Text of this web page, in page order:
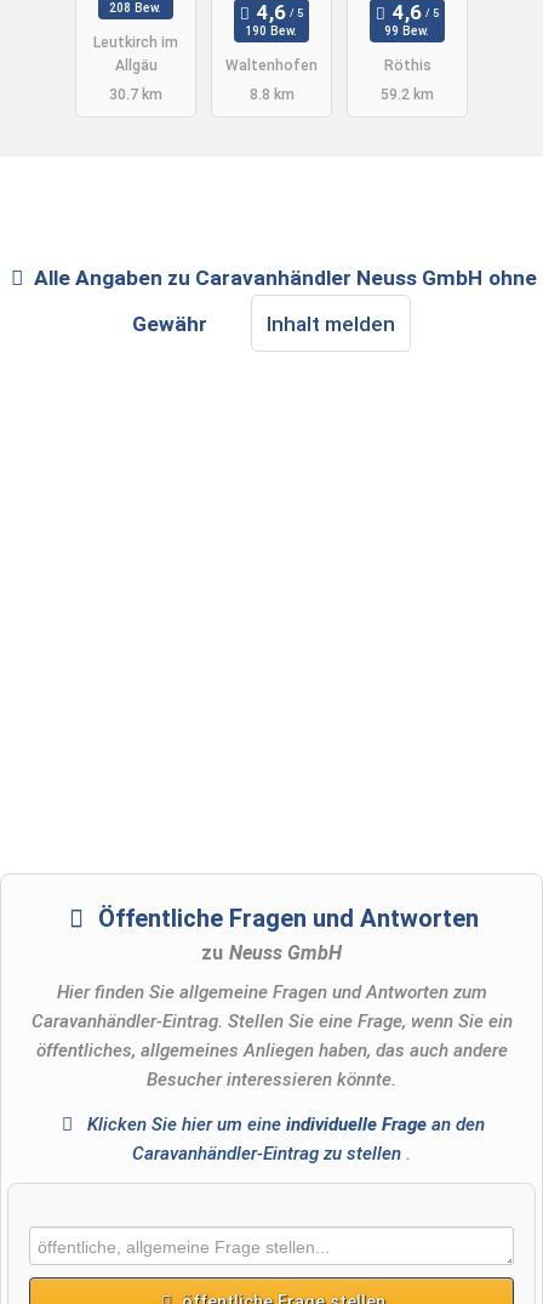
208 Bew.
Leutkirch im
Allgäu
30.7 km
Wiedemann
GmbH
190 Bew.
Waltenhofen
8.8 km
99 Bew.
Röthis
59.2 km
Alle Angaben zu Caravanhändler Neuss GmbH ohne
Gewähr
Inhalt melden
Öffentliche Fragen und Antworten
zu Neuss GmbH
Hier finden Sie allgemeine Fragen und Antworten zum
Caravanhändler-Eintrag. Stellen Sie eine Frage, wenn Sie ein
öffentliches, allgemeines Anliegen haben, das auch andere
Besucher interessieren könnte.
Klicken Sie hier um eine individuelle Fragean den
Caravanhändler-Eintrag zu stellen .